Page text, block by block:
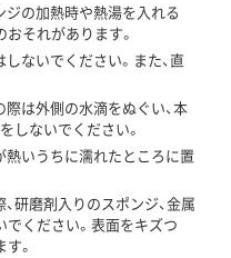
の加熱時や熱湯を入れる
それがあります。
ないでください。また、直
は外側の水滴をぬぐい、本
しないでください。
いうちに濡れたところに置
研磨剤入りのスポンジ、金属
でください。表面をキズつ
。